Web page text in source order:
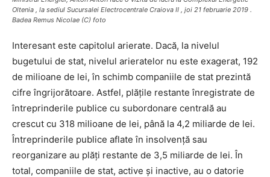
Oltenia , la sediul Sucursalei Electrocentrale Craiova II , joi 21 februarie 2019 .
Badea Remus Nicolae (C) foto
Interesant este capitolul arierate. Dacă, la nivelul
bugetului de stat, nivelul arieratelor nu este exagerat, 192
de milioane de lei, în schimb companiile de stat prezintă
cifre îngrijorătoare. Astfel, plățile restante înregistrate de
întreprinderile publice cu subordonare centrală au
crescut cu 318 milioane de lei, până la 4,2 miliarde de lei.
Întreprinderile publice aflate în insolvență sau
reorganizare au plăți restante de 3,5 miliarde de lei. În
total, companiile de stat, active și inactive, au o datorie